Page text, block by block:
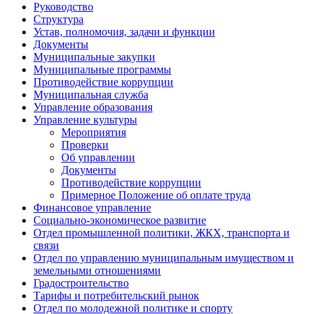
Руководство
Структура
Устав, полномочия, задачи и функции
Документы
Муниципальные закупки
Муниципальные программы
Противодействие коррупции
Муниципальная служба
Управление образования
Управление культуры
Мероприятия
Проверки
Об управлении
Документы
Противодействие коррупции
Примерное Положение об оплате труда
Финансовое управление
Социально-экономическое развитие
Отдел промышленной политики, ЖКХ, транспорта и
связи
Отдел по управлению муниципальным имуществом и
земельными отношениями
Градостроительство
Тарифы и потребительский рынок
Отдел по молодежной политике и спорту